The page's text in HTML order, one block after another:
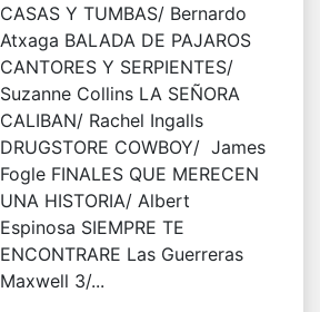
CASAS Y TUMBAS/ Bernardo
Atxaga BALADA DE PAJAROS
CANTORES Y SERPIENTES/
Suzanne Collins LA SEÑORA
CALIBAN/ Rachel Ingalls
DRUGSTORE COWBOY/ James
Fogle FINALES QUE MERECEN
UNA HISTORIA/ Albert
Espinosa SIEMPRE TE
ENCONTRARE Las Guerreras
Maxwell 3/...